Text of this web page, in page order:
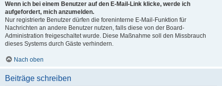
Wenn ich bei einem Benutzer auf den E-Mail-Link klicke, werde ich
aufgefordert, mich anzumelden.
Nur registrierte Benutzer dürfen die foreninterne E-Mail-Funktion für
Nachrichten an andere Benutzer nutzen, falls diese von der Board-
Administration freigeschaltet wurde. Diese Maßnahme soll den Missbrauch
dieses Systems durch Gäste verhindern.
Nach oben
Beiträge schreiben